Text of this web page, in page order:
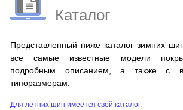
Каталог
Представленный ниже каталог зимних
все самые известные модели
подробным описанием, а также с
типоразмерам.
Для летних шин имеется свой каталог.